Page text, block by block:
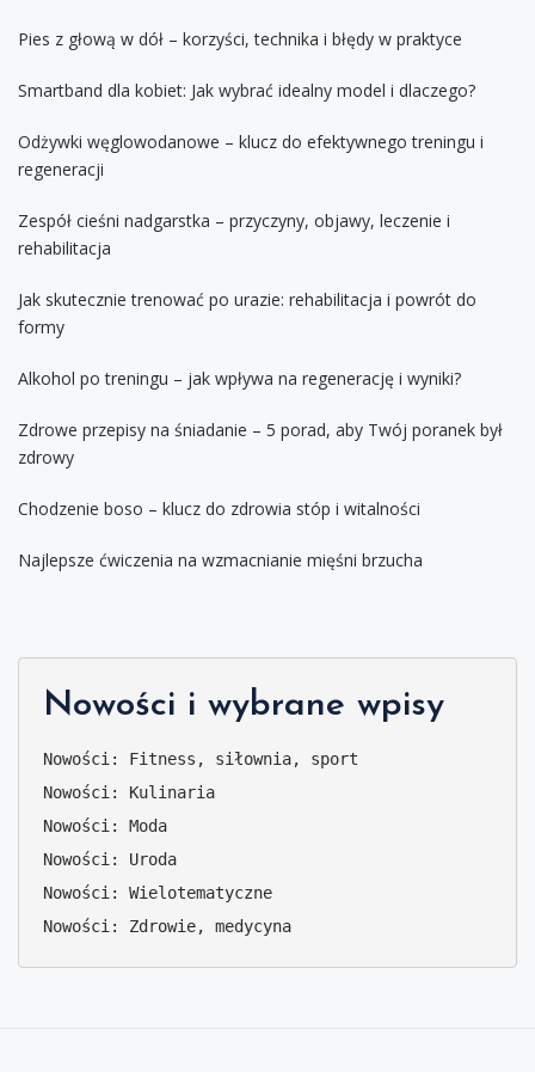
Pies z głową w dół – korzyści, technika i błędy w praktyce
Smartband dla kobiet: Jak wybrać idealny model i dlaczego?
Odżywki węglowodanowe – klucz do efektywnego treningu i
regeneracji
Zespół cieśni nadgarstka – przyczyny, objawy, leczenie i
rehabilitacja
Jak skutecznie trenować po urazie: rehabilitacja i powrót do
formy
Alkohol po treningu – jak wpływa na regenerację i wyniki?
Zdrowe przepisy na śniadanie – 5 porad, aby Twój poranek był
zdrowy
Chodzenie boso – klucz do zdrowia stóp i witalności
Najlepsze ćwiczenia na wzmacnianie mięśni brzucha
Nowości i wybrane wpisy
Nowości: Fitness, siłownia, sport
Nowości: Kulinaria
Nowości: Moda
Nowości: Uroda
Nowości: Wielotematyczne
Nowości: Zdrowie, medycyna